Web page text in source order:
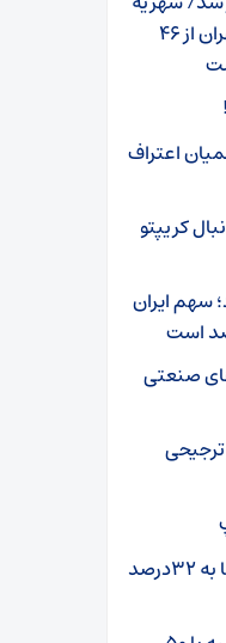
پایه هفتم یک مدرسه متوسطه اول در تهران از ۴۶
اعتراف
کریپتو
سهم ایران
صنعتی
ترجیحی
شکست رکورد کم بارشی/ موجودی سد‌ها به ۳۲درصد